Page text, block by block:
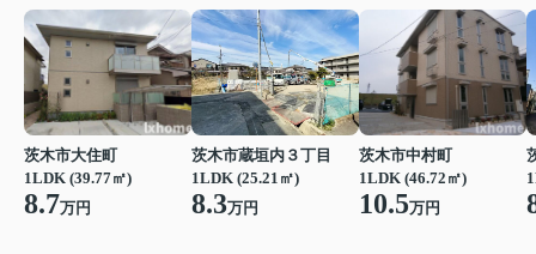
茨木市大住町
1LDK (39.77㎡)
8.7万円
茨木市蔵垣内３丁目
1LDK (25.21㎡)
8.3万円
茨木市中村町
1LDK (46.72㎡)
10.5万円